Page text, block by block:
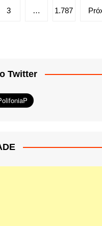
3 … 1.787
Twitter